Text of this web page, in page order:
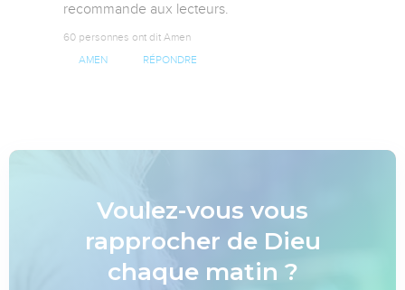
recommande aux lecteurs.
60 personnes ont dit Amen
AMEN RÉPONDRE
Voulez-vous vous
rapprocher de Dieu
chaque matin ?